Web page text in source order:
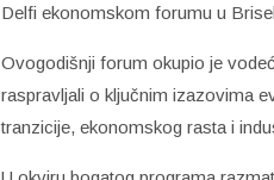
Delfi ekonomskom forumu u
Ovogodišnji forum okupio je
raspravljali o ključnim izazovima
tranzicije, ekonomskog rasta i